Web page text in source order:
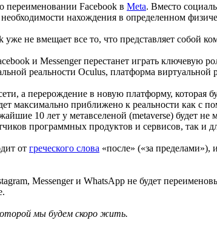
о переименовании Facebook в Meta. Вместо
необходимости нахождения в определенном
не вмещает все то, что представляет собой
и Messenger перестанет играть
реальности Oculus, платформа
а перерождение в новую платформу,
максимально приближено к реальности как
10 лет у метавселеной (metaverse) будет не
программных продуктов и сервисов, так и
от греческого слова «после» («за пределами»),
Messenger и WhatsApp не будет
мы будем скоро жить.